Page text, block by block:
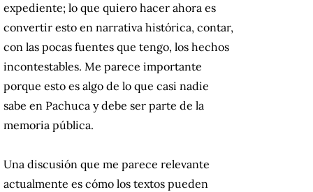
expediente; lo que quiero hacer ahora es
convertir esto en narrativa histórica, contar,
con las pocas fuentes que tengo, los hechos
incontestables. Me parece importante
porque esto es algo de lo que casi nadie
sabe en Pachuca y debe ser parte de la
memoria pública.
Una discusión que me parece relevante
actualmente es cómo los textos pueden